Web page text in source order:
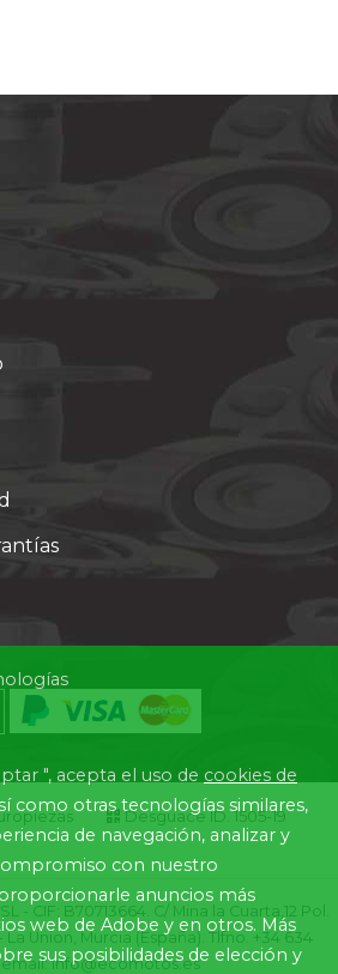
Desguace ID. 1505-19
- CIF: B70713664. C/ Mina la Cuarta,12 Pol.
Union, Murcia (España). Tlfno. +34 634
info@ecomotos.es
", acepta el uso de cookies de
como otras tecnologías similares,
de navegación, analizar y
con nuestro
anuncios más
web de Adobe y en otros. Más
sus posibilidades de elección y